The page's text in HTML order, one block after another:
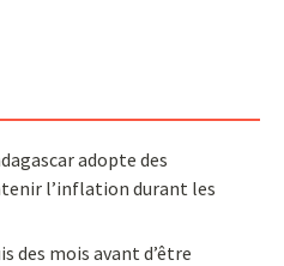
adopte des
l’inflation durant les
des mois avant d’être